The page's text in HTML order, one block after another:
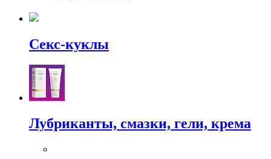
Секс-куклы
Лубриканты, смазки, гели, крема